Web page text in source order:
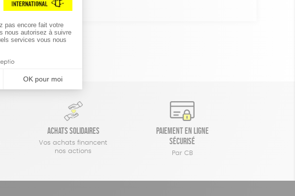
Achats solidaires
Vos achats financent
nos actions
Paiement en ligne
sécurisé
Par CB